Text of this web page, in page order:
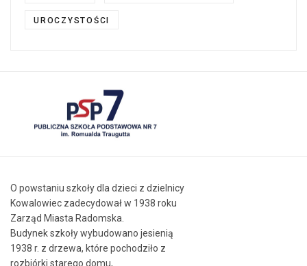
UROCZYSTOŚCI
O powstaniu szkoły dla dzieci z dzielnicy
Kowalowiec zadecydował w 1938 roku
Zarząd Miasta Radomska.
Budynek szkoły wybudowano jesienią
1938 r. z drzewa, które pochodziło z
rozbiórki starego domu,